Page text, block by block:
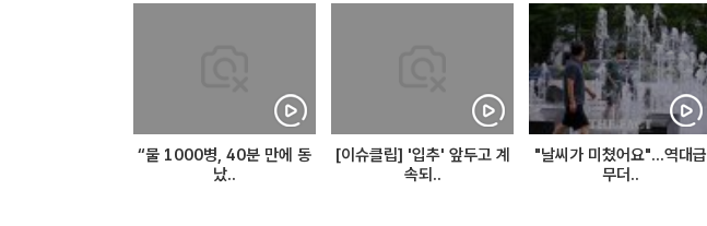
“물 1000병, 40분 만에 동
났..
[이슈클립] '입추' 앞두고 계
속되..
"날씨가 미쳤어요"...역대급
무더..